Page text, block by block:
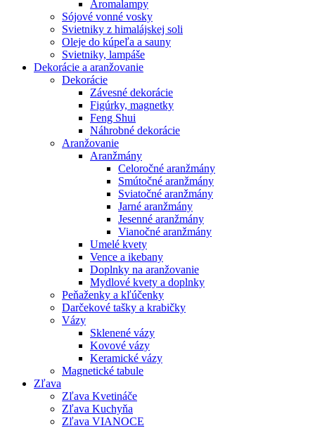
Aromalampy
Sójové vonné vosky
Svietniky z himalájskej soli
Oleje do kúpeľa a sauny
Svietniky, lampáše
Dekorácie a aranžovanie
Dekorácie
Závesné dekorácie
Figúrky, magnetky
Feng Shui
Náhrobné dekorácie
Aranžovanie
Aranžmány
Celoročné aranžmány
Smútočné aranžmány
Sviatočné aranžmány
Jarné aranžmány
Jesenné aranžmány
Vianočné aranžmány
Umelé kvety
Vence a ikebany
Doplnky na aranžovanie
Mydlové kvety a doplnky
Peňaženky a kľúčenky
Darčekové tašky a krabičky
Vázy
Sklenené vázy
Kovové vázy
Keramické vázy
Magnetické tabule
Zľava
Zľava Kvetináče
Zľava Kuchyňa
Zľava VIANOCE